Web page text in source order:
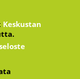
Keskustan